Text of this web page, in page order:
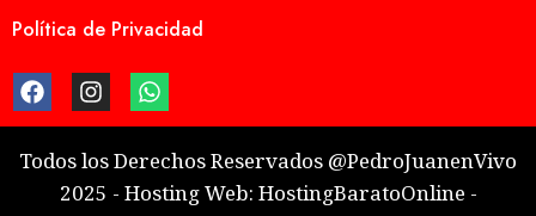
Política de Privacidad
Todos los Derechos Reservados @PedroJuanenVivo
2025 - Hosting Web: HostingBaratoOnline -